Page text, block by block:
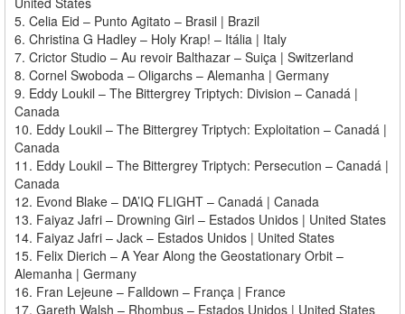
5. Celia Eid – Punto Agitato – Brasil | Brazil
6. Christina G Hadley – Holy Krap! – Itália | Italy
7. Crictor Studio – Au revoir Balthazar – Suiça | Switzerland
8. Cornel Swoboda – Oligarchs – Alemanha | Germany
9. Eddy Loukil – The Bittergrey Triptych: Division – Canadá |
Canada
10. Eddy Loukil – The Bittergrey Triptych: Exploitation – Canadá |
Canada
11. Eddy Loukil – The Bittergrey Triptych: Persecution – Canadá |
Canada
12. Evond Blake – DA’IQ FLIGHT – Canadá | Canada
13. Faiyaz Jafri – Drowning Girl – Estados Unidos | United States
14. Faiyaz Jafri – Jack – Estados Unidos | United States
15. Felix Dierich – A Year Along the Geostationary Orbit –
Alemanha | Germany
16. Fran Lejeune – Falldown – França | France
17. Gareth Walsh – Rhombus – Estados Unidos | United States